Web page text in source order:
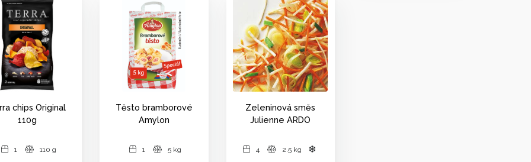
chips Original
110g
1 110 g
Těsto bramborové
Amylon
1 5 kg
Zeleninová směs
Julienne ARDO
4 2.5 kg